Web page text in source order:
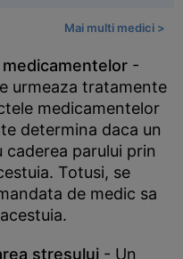
Mai multi medici >
-
urmeaza tratamente
medicamentelor
determina daca un
parului prin
Totusi, se
de medic sa
stresului - Un